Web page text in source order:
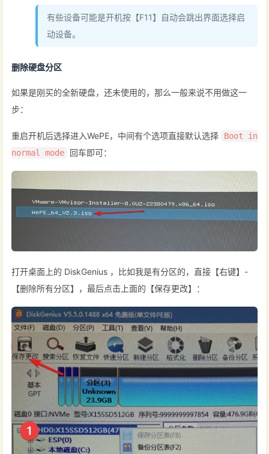
有些设备可能是开机按【F11】自动会跳出界面选择启
动设备。
删除硬盘分区
如果是刚买的全新硬盘，还未使用的，那么一般来说不用做这一
步：
重启开机后选择进入WePE，中间有个选项直接默认选择
Boot in
normal mode
回车即可：
打开桌面上的 DiskGenius ，比如我是有分区的，直接【右键】-
【删除所有分区】，最后点击上面的【保存更改】：